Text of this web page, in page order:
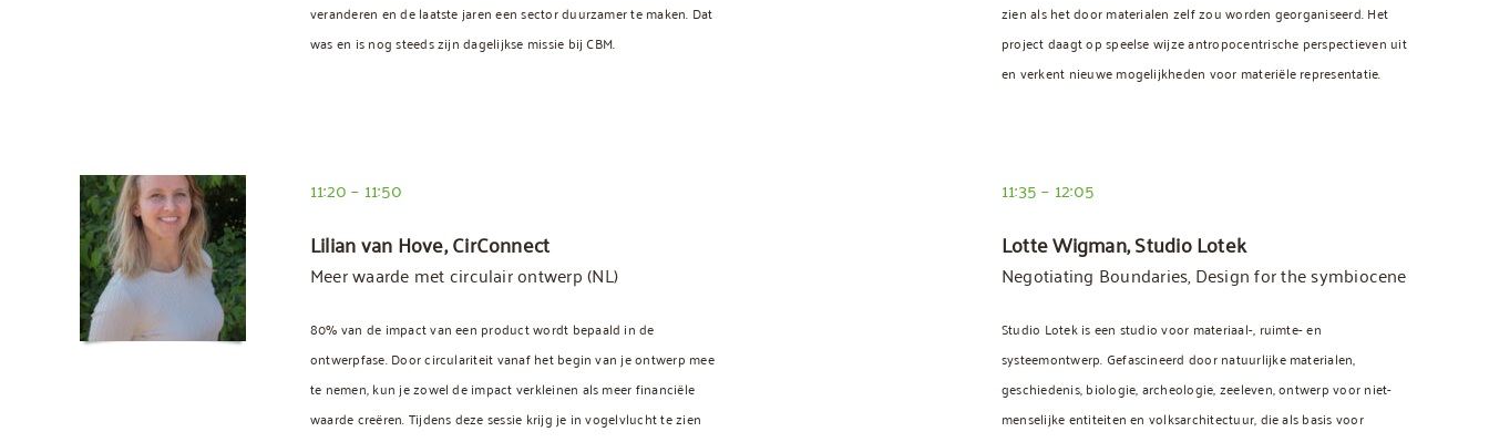
veranderen en de laatste jaren een sector duurzamer te maken. Dat
was en is nog steeds zijn dagelijkse missie bij CBM.
zien als het door materialen zelf zou worden georganiseerd. Het
project daagt op speelse wijze antropocentrische perspectieven uit
en verkent nieuwe mogelijkheden voor materiële representatie.
11:20 – 11:50
Lilian van Hove, CirConnect
Meer waarde met circulair ontwerp (NL)
80% van de impact van een product wordt bepaald in de
ontwerpfase. Door circulariteit vanaf het begin van je ontwerp mee
te nemen, kun je zowel de impact verkleinen als meer financiële
waarde creëren. Tijdens deze sessie krijg je in vogelvlucht te zien
11:35 – 12:05
Lotte Wigman, Studio Lotek
Negotiating Boundaries, Design for the symbiocene
Studio Lotek is een studio voor materiaal-, ruimte- en
systeemontwerp. Gefascineerd door natuurlijke materialen,
geschiedenis, biologie, archeologie, zeeleven, ontwerp voor niet-
menselijke entiteiten en volksarchitectuur, die als basis voor